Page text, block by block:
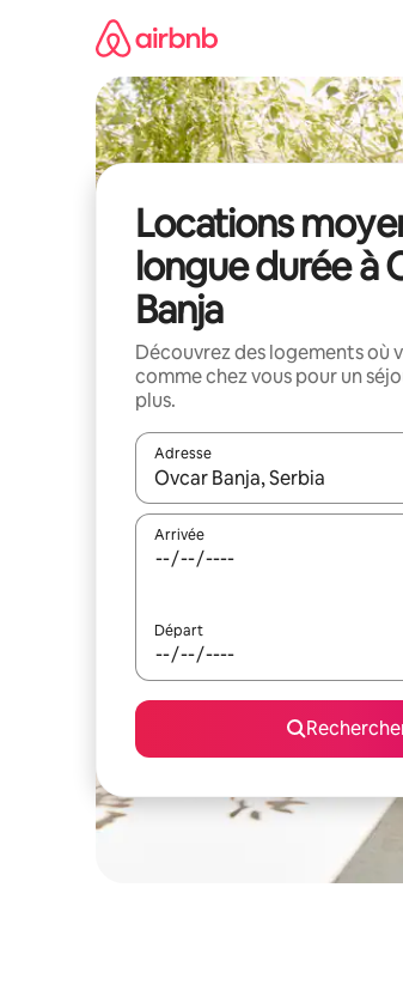
Locations
longue durée à
Banja
Découvrez des logements où
comme chez vous pour un
plus.
Adresse
Lorsque les résultats
Arrivée
Départ